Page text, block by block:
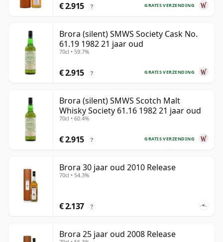
GRATIS VERZENDING
€ 2.915 ?
Brora (silent) SMWS Society Cask No.
61.19 1982 21 jaar oud
70cl • 59.7%
GRATIS VERZENDING
€ 2.915 ?
Brora (silent) SMWS Scotch Malt
Whisky Society 61.16 1982 21 jaar oud
70cl • 60.4%
GRATIS VERZENDING
€ 2.915 ?
Brora 30 jaar oud 2010 Release
70cl • 54.3%
€ 2.137 ?
Brora 25 jaar oud 2008 Release